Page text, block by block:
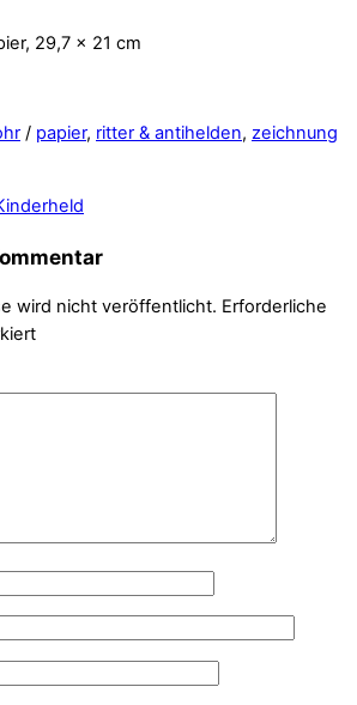
29,7 x 21 cm
/ papier, ritter & antihelden, zeichnung
wird nicht veröffentlicht. Erforderliche